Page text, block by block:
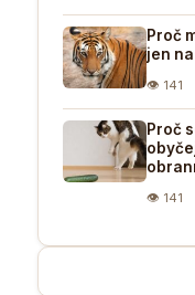
Proč
jen
👁 141
Proč
👁 141